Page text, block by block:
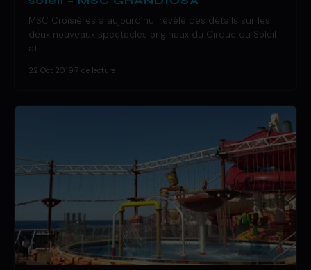
MSC Croisières a aujourd’hui révélé des détails sur les
deux nouveaux spectacles originaux du Cirque du Soleil
at…
22 Oct 2019 7 de lecture